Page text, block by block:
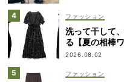
ファッション
洗って干して
る【夏の相棒
2026.08.02
ファッション